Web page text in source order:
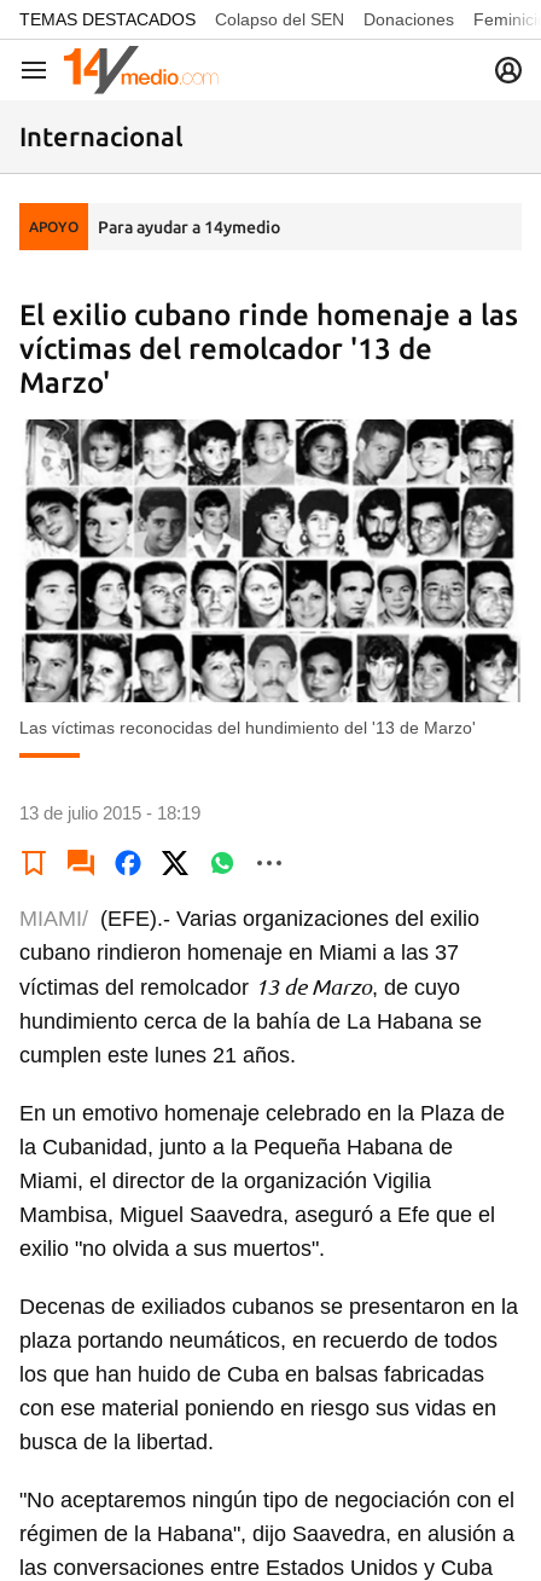
common.go-to-content
TEMAS DESTACADOS Colapso del SEN Donaciones
Navegación
Internacional
APOYO Para ayudar a 14ymedio
El exilio cubano rinde homenaje a las
víctimas del remolcador '13 de
Marzo'
Las víctimas reconocidas del hundimiento del '13 de Marzo'
13 de julio 2015 - 18:19
MIAMI/ (EFE).- Varias organizaciones del exilio
cubano rindieron homenaje en Miami a las 37
víctimas del remolcador 13 de Marzo, de cuyo
hundimiento cerca de la bahía de La Habana se
cumplen este lunes 21 años.
En un emotivo homenaje celebrado en la Plaza de
la Cubanidad, junto a la Pequeña Habana de
Miami, el director de la organización Vigilia
Mambisa, Miguel Saavedra, aseguró a Efe que el
exilio "no olvida a sus muertos".
Decenas de exiliados cubanos se presentaron en la
plaza portando neumáticos, en recuerdo de todos
los que han huido de Cuba en balsas fabricadas
con ese material poniendo en riesgo sus vidas en
busca de la libertad.
"No aceptaremos ningún tipo de negociación con el
régimen de la Habana", dijo Saavedra, en alusión a
las conversaciones entre Estados Unidos y Cuba